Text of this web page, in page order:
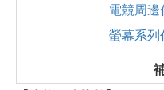
電競周邊
螢幕系列